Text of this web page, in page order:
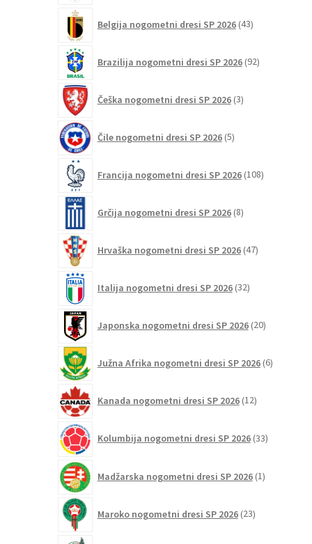
Belgija nogometni dresi SP 2026 43izdelkov
Brazilija nogometni dresi SP 2026 92izdelkov
Češka nogometni dresi SP 2026 3izdelki
Čile nogometni dresi SP 2026 5izdelkov
Francija nogometni dresi SP 2026 108izdelkov
Grčija nogometni dresi SP 2026 8izdelkov
Hrvaška nogometni dresi SP 2026 47izdelkov
Italija nogometni dresi SP 2026 32izdelkov
Japonska nogometni dresi SP 2026 20izdelkov
Južna Afrika nogometni dresi SP 2026 6izdelkov
Kanada nogometni dresi SP 2026 12izdelkov
Kolumbija nogometni dresi SP 2026 33izdelkov
Madžarska nogometni dresi SP 2026 1izdelek
Maroko nogometni dresi SP 2026 23izdelkov